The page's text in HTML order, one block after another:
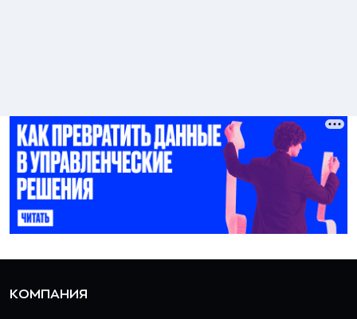
КОМПАНИЯ